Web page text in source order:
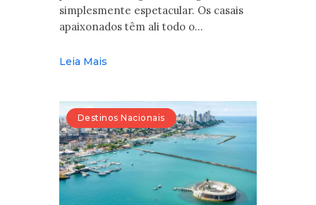
simplesmente espetacular. Os casais
apaixonados têm ali todo o…
Leia Mais
Destinos Nacionais